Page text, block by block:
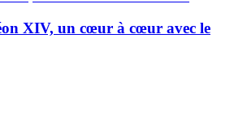
XIV, un cœur à cœur avec le